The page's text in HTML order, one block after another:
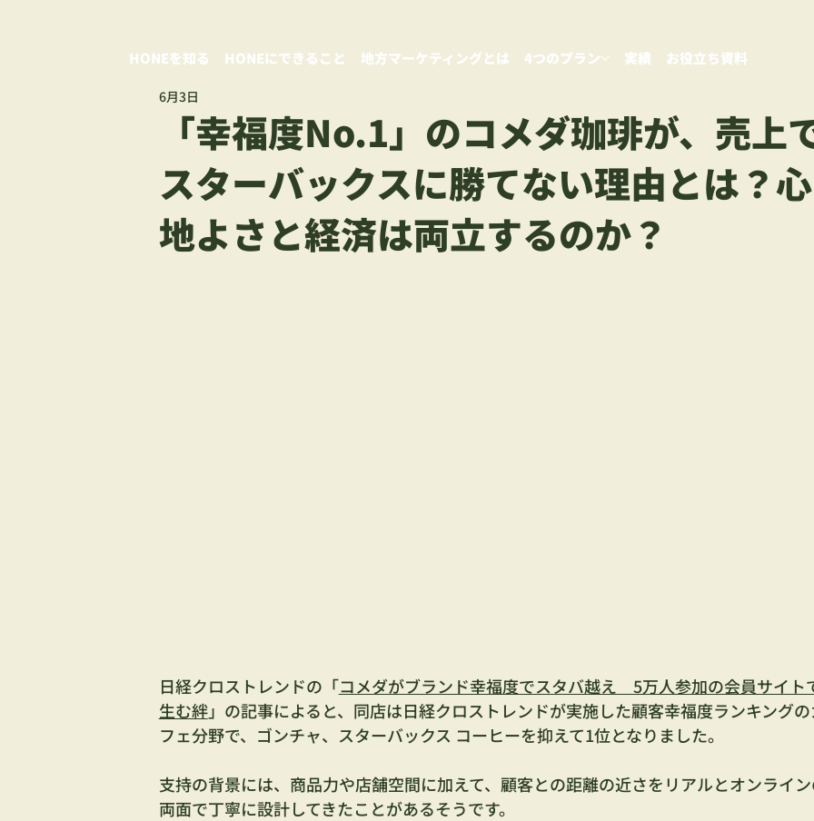
HONEを知る HONEにできること 地方マーケティングとは 4つのプラン 実績 お役立ち資料
「幸福度No.1」のコメダ珈琲が、売上
スターバックスに勝てない理由とは？心
地よさと経済は両立するのか？
6月3日
日経クロストレンドの「コメダがブランド幸福度でスタバ越え　5万人参加の会員サイト
生む絆」の記事によると、同店は日経クロストレンドが実施した顧客幸福度ランキング
フェ分野で、ゴンチャ、スターバックス コーヒーを抑えて1位となりました。
支持の背景には、商品力や店舗空間に加えて、顧客との距離の近さをリアルとオンライ
両面で丁寧に設計してきたことがあるそうです。